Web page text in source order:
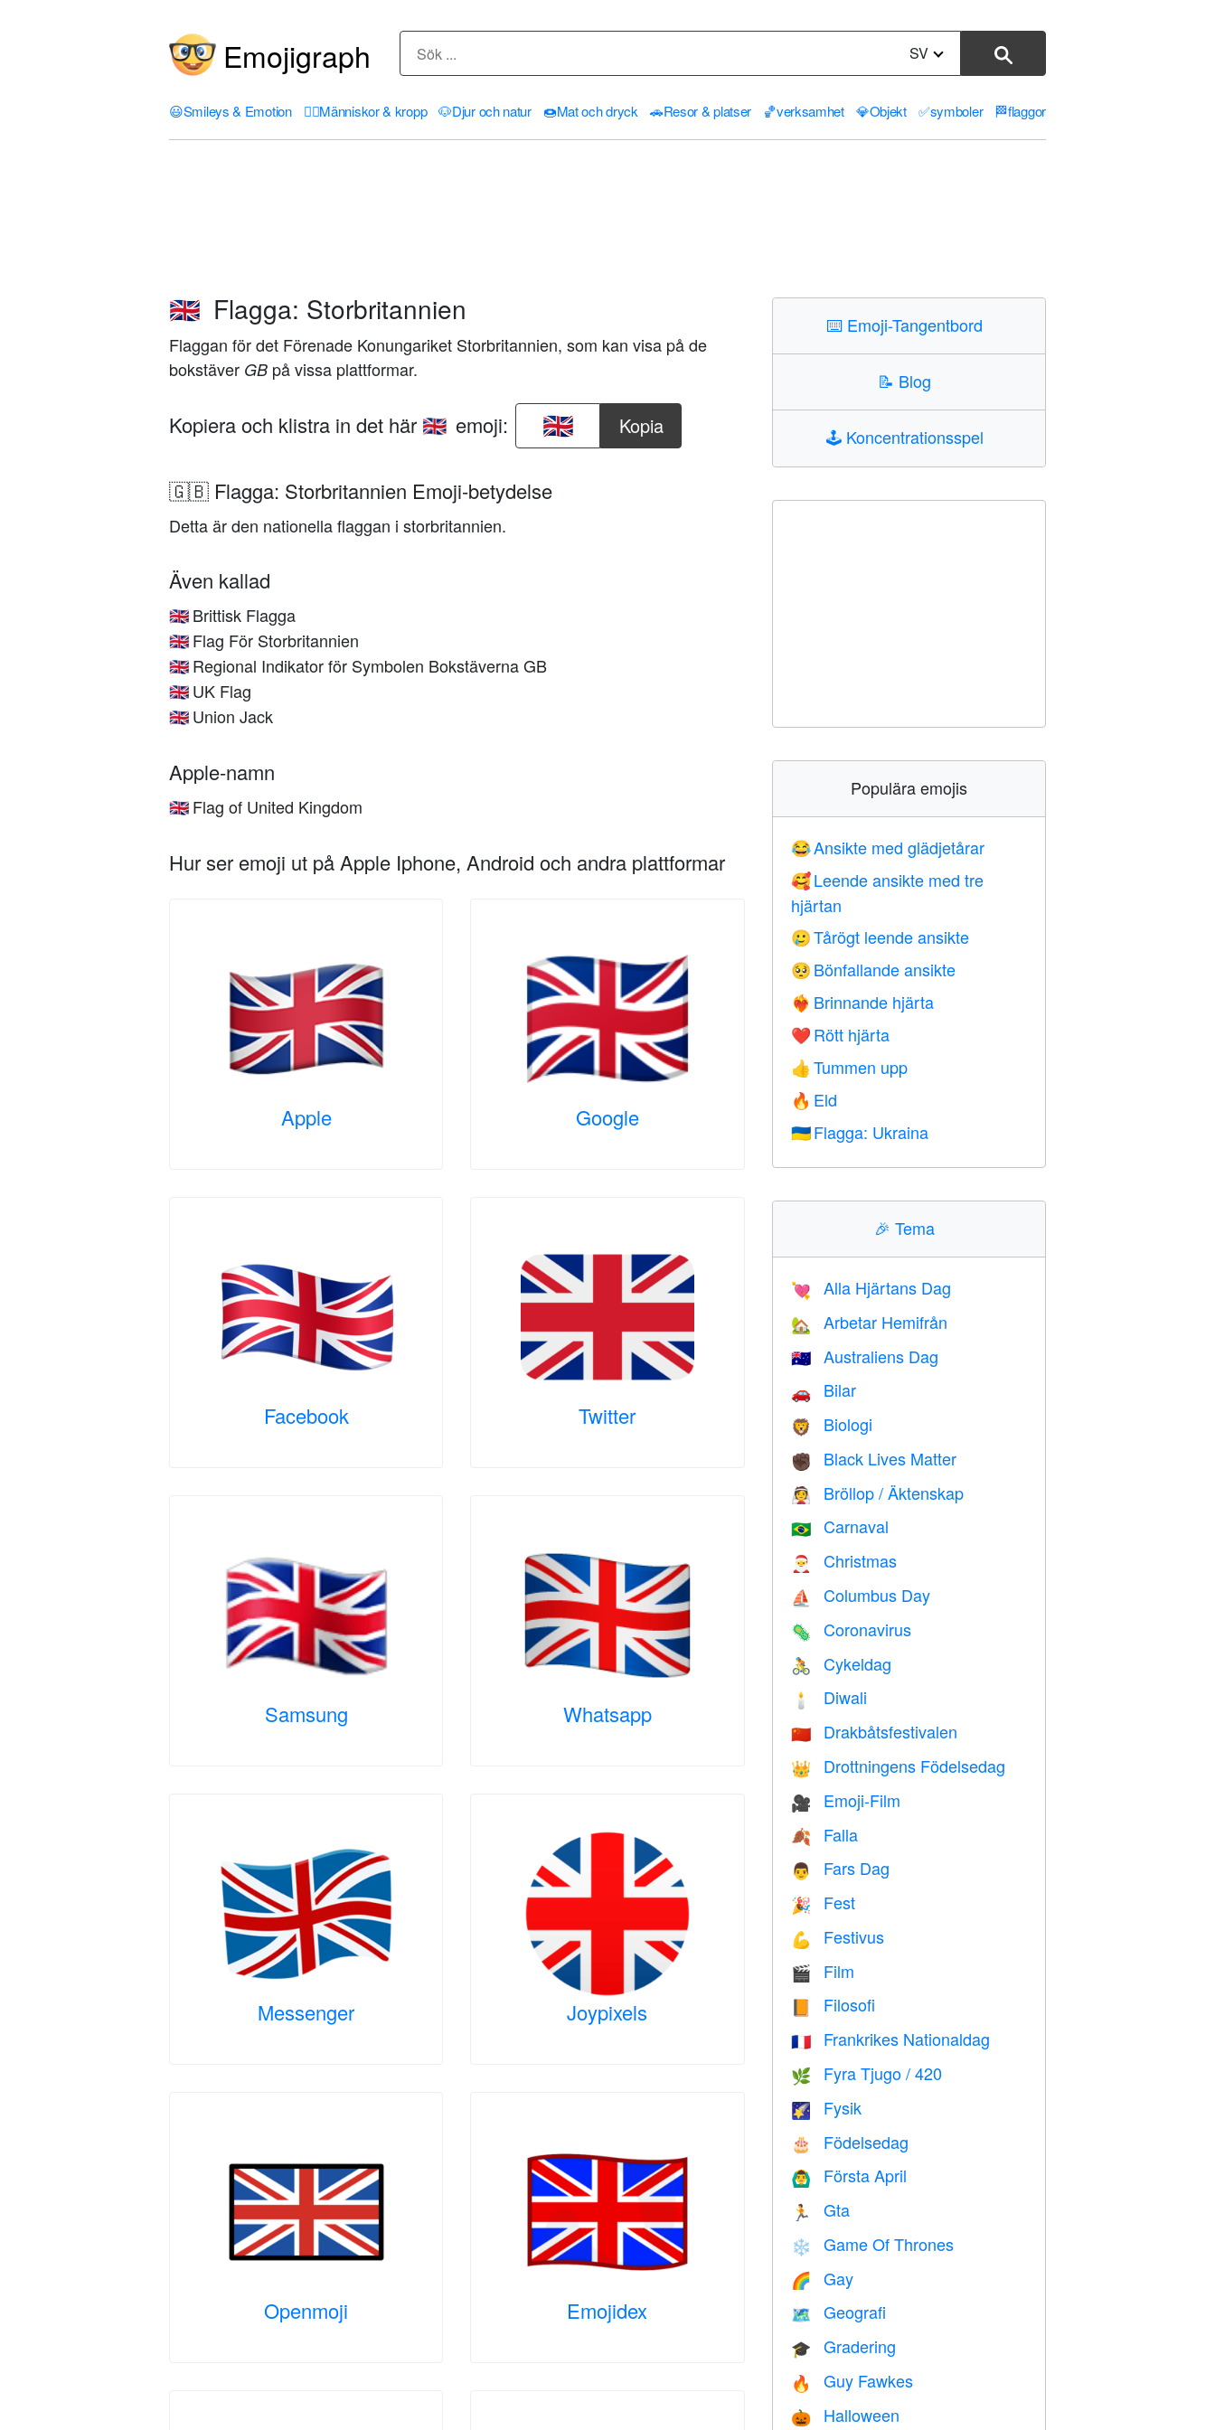
Emojigraph SV
😃Smileys & Emotion 🤦‍♀️Människor & kropp 🐶Djur och natur 🍩Mat och dryck 🚗Resor & platser 🏀verksamhet 💎Objekt ✅symboler 🏁flaggor
🇬🇧 Flagga: Storbritannien
Flaggan för det Förenade Konungariket Storbritannien, som kan visa på de
bokstäver GB på vissa plattformar.
Kopiera och klistra in det här 🇬🇧 emoji: Kopia
🇬🇧 Flagga: Storbritannien Emoji-betydelse
Detta är den nationella flaggan i storbritannien.
Även kallad
🇬🇧 Brittisk Flagga
🇬🇧 Flag För Storbritannien
🇬🇧 Regional Indikator för Symbolen Bokstäverna GB
🇬🇧 UK Flag
🇬🇧 Union Jack
Apple-namn
🇬🇧 Flag of United Kingdom
Hur ser emoji ut på Apple Iphone, Android och andra plattformar
Apple Google
Facebook Twitter
Samsung Whatsapp
Messenger Joypixels
Openmoji Emojidex
⌨️ Emoji-Tangentbord
📝 Blog
🕹️ Koncentrationsspel
Populära emojis
😂Ansikte med glädjetårar
🥰 Leende ansikte med tre
hjärtan
🥲 Tårögt leende ansikte
🥺 Bönfallande ansikte
❤️‍🔥 Brinnande hjärta
❤️ Rött hjärta
👍 Tummen upp
🔥 Eld
🇺🇦 Flagga: Ukraina
🎉Tema
💘 Alla Hjärtans Dag
🏡 Arbetar Hemifrån
🇦🇺 Australiens Dag
🚗 Bilar
🦁 Biologi
✊🏿 Black Lives Matter
👰 Bröllop / Äktenskap
🇧🇷 Carnaval
🎅 Christmas
⛵️ Columbus Day
🦠 Coronavirus
🚴 Cykeldag
🕯 Diwali
🇨🇳 Drakbåtsfestivalen
👑 Drottningens Födelsedag
🎥 Emoji-Film
🍂 Falla
👨 Fars Dag
🎉 Fest
💪 Festivus
🎬 Film
Filosofi
🇫🇷 Frankrikes Nationaldag
🌿 Fyra Tjugo / 420
🌠 Fysik
🎂 Födelsedag
🙆‍♂️ Första April
🏃 Gta
❄️ Game Of Thrones
🌈 Gay
🗺 Geografi
🎓 Gradering
🔥 Guy Fawkes
🎃 Halloween